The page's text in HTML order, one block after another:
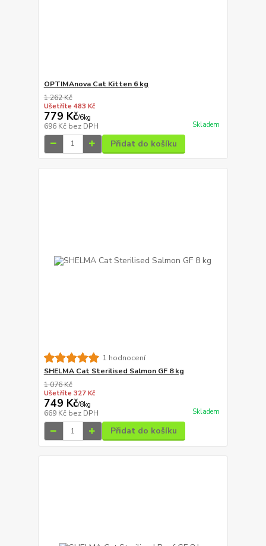
OPTIMAnova Cat Kitten 6 kg
1 262 Kč
Ušetříte 483 Kč
779 Kč/6kg
696 Kč bez DPH Skladem
Přidat do košíku
1 hodnocení
SHELMA Cat Sterilised Salmon GF 8 kg
1 076 Kč
Ušetříte 327 Kč
749 Kč/8kg
669 Kč bez DPH Skladem
Přidat do košíku